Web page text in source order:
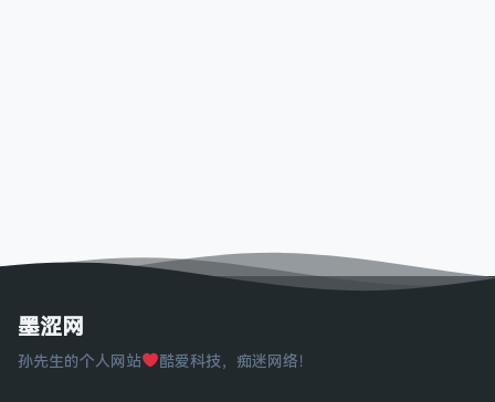
墨涩网
孙先生的个人网站 酷爱科技，痴迷网络！